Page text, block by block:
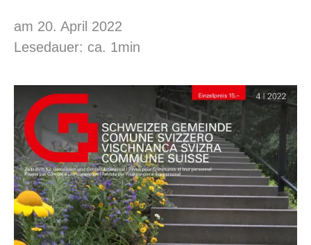
am 20. April 2022
Lesedauer: ca. 1min